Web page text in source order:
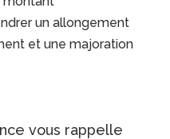
un allongement
et une majoration
vous rappelle